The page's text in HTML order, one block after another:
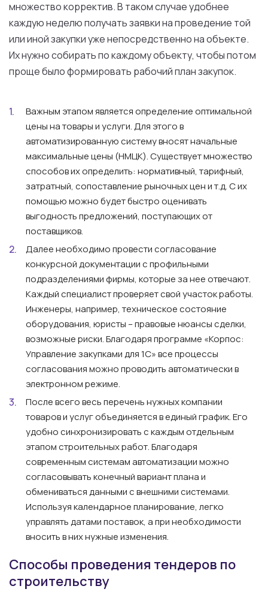
множество корректив. В таком случае удобнее
каждую неделю получать заявки на проведение той
или иной закупки уже непосредственно на объекте.
Их нужно собирать по каждому объекту, чтобы потом
проще было формировать рабочий план закупок.
Важным этапом является определение оптимальной
цены на товары и услуги. Для этого в
автоматизированную систему вносят начальные
максимальные цены (НМЦК). Существует множество
способов их определить: нормативный, тарифный,
затратный, сопоставление рыночных цен и т.д. С их
помощью можно будет быстро оценивать
выгодность предложений, поступающих от
поставщиков.
Далее необходимо провести согласование
конкурсной документации с профильными
подразделениями фирмы, которые за нее отвечают.
Каждый специалист проверяет свой участок работы.
Инженеры, например, техническое состояние
оборудования, юристы – правовые нюансы сделки,
возможные риски. Благодаря программе «Корпос:
Управление закупками для 1С» все процессы
согласования можно проводить автоматически в
электронном режиме.
После всего весь перечень нужных компании
товаров и услуг объединяется в единый график. Его
удобно синхронизировать с каждым отдельным
этапом строительных работ. Благодаря
современным системам автоматизации можно
согласовывать конечный вариант плана и
обмениваться данными с внешними системами.
Используя календарное планирование, легко
управлять датами поставок, а при необходимости
вносить в них нужные изменения.
Способы проведения тендеров по
строительству